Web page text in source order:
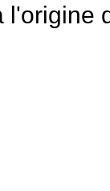
l'origine